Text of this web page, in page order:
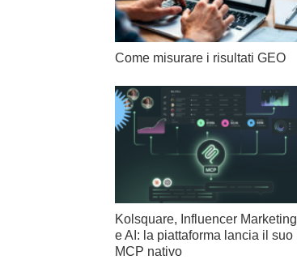
Come misurare i risultati GEO
Kolsquare, Influencer Marketing
e AI: la piattaforma lancia il suo
MCP nativo